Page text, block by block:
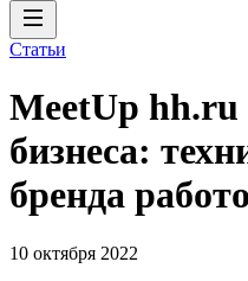
Статьи
MeetUp hh.ru
бизнеса:
бренда
10 октября 2022